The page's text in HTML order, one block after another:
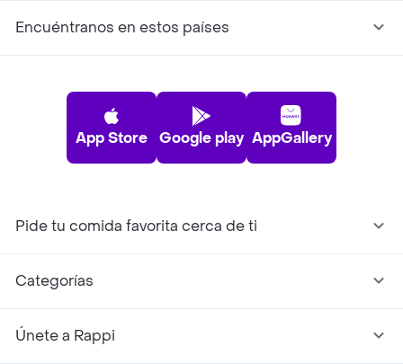
Encuéntranos en estos países
App Store Google play AppGallery
Pide tu comida favorita cerca de ti
Categorías
Únete a Rappi